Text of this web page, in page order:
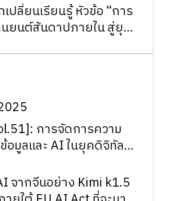
ปลี่ยนเรียนรู้ หัวข้อ “การ
ยนต์สันดาปภายใน สู่ยุค
การจัดการความ
อมูลและ AI ในยุคดิจิทัล
จากจีนอย่าง Kimi k1.5